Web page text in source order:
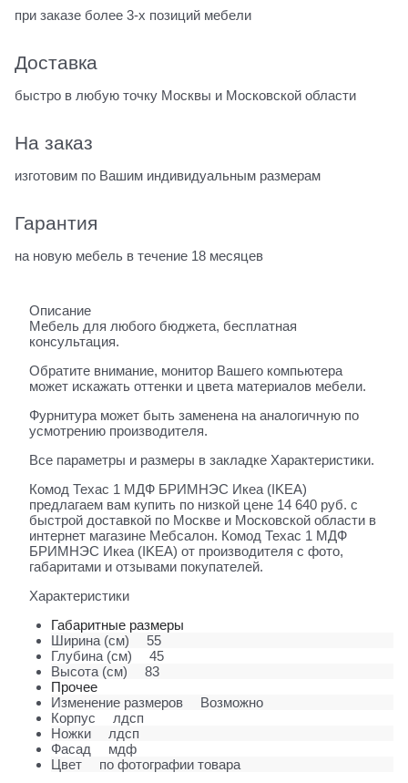
при заказе более 3-х позиций мебели
Доставка
быстро в любую точку Москвы и Московской области
На заказ
изготовим по Вашим индивидуальным размерам
Гарантия
на новую мебель в течение 18 месяцев
Описание
Мебель для любого бюджета, бесплатная
консультация.
Обратите внимание, монитор Вашего компьютера
может искажать оттенки и цвета материалов мебели.
Фурнитура может быть заменена на аналогичную по
усмотрению производителя.
Все параметры и размеры в закладке Характеристики.
Комод Техас 1 МДФ БРИМНЭС Икеа (IKEA)
предлагаем вам купить по низкой цене 14 640 руб. с
быстрой доставкой по Москве и Московской области в
интернет магазине Мебсалон. Комод Техас 1 МДФ
БРИМНЭС Икеа (IKEA) от производителя с фото,
габаритами и отзывами покупателей.
Характеристики
Габаритные размеры
Ширина (см)
55
Глубина (см)
45
Высота (см)
83
Прочее
Изменение размеров
Возможно
Корпус
лдсп
Ножки
лдсп
Фасад
мдф
Цвет
по фотографии товара